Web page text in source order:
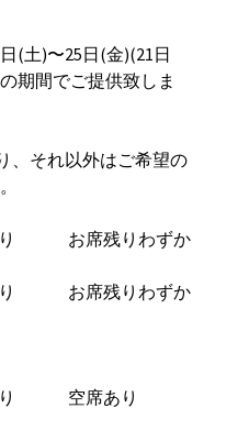
(土)〜25日(金)(21日
期間でご提供致しま
、それ以外はご希望の
り お席残りわずか
り お席残りわずか
あり 空席あり